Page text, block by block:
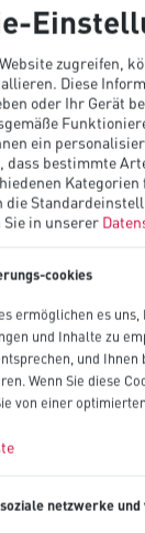
bei
und
Formular aus
Details unten.
*
zugreifen,
Diese
oder Ihr Gerät
ein
dass bestimmte
die
in unserer
cookies
ermöglichen es
und Inhalte zu
und Ihnen
Wenn Sie diese
von einer
netzwerke und